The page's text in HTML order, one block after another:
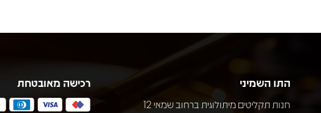
התו השמיני
חנות תקליטים מיתולוגית ברחוב שמאי 12
רכישה מאובטחת